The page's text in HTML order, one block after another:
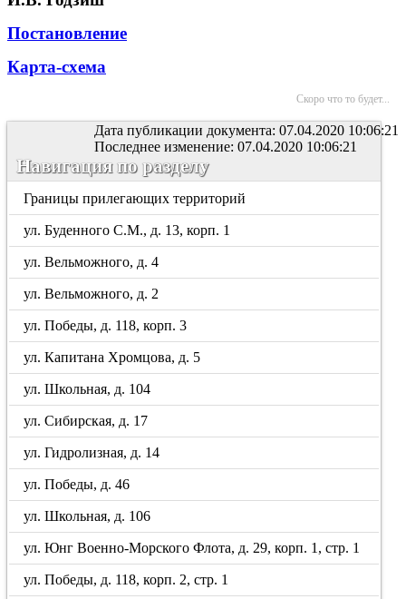
Постановление
Карта-схема
Скоро что то будет...
Дата публикации документа: 07.04.2020 10:06:21
Последнее изменение: 07.04.2020 10:06:21
Навигация по разделу
Границы прилегающих территорий
ул. Буденного С.М., д. 13, корп. 1
ул. Вельможного, д. 4
ул. Вельможного, д. 2
ул. Победы, д. 118, корп. 3
ул. Капитана Хромцова, д. 5
ул. Школьная, д. 104
ул. Сибирская, д. 17
ул. Гидролизная, д. 14
ул. Победы, д. 46
ул. Школьная, д. 106
ул. Юнг Военно-Морского Флота, д. 29, корп. 1, стр. 1
ул. Победы, д. 118, корп. 2, стр. 1